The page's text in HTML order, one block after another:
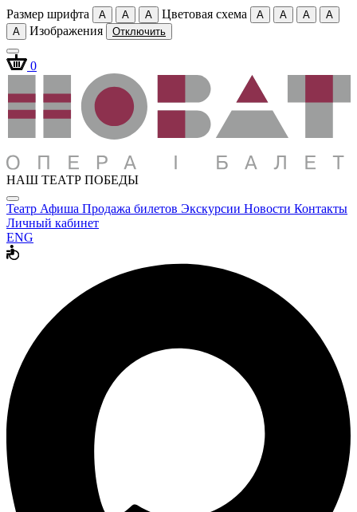
Размер шрифта A A A Цветовая схема A A A
A
A
Изображения Отключить
0
НАШ ТЕАТР ПОБЕДЫ
Театр Афиша Продажа билетов Экскурсии Новости Контакты
Личный кабинет
ENG